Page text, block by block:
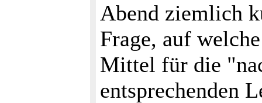
Abend ziemlich
Frage, auf
Mittel für die
entsprechenden